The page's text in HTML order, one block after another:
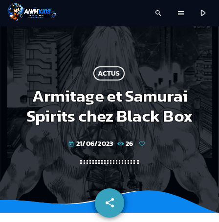
search menu play_arrow
ACTUS
Armitage et Samurai
Spirits chez Black Box
today 21/06/2023 26
share
email